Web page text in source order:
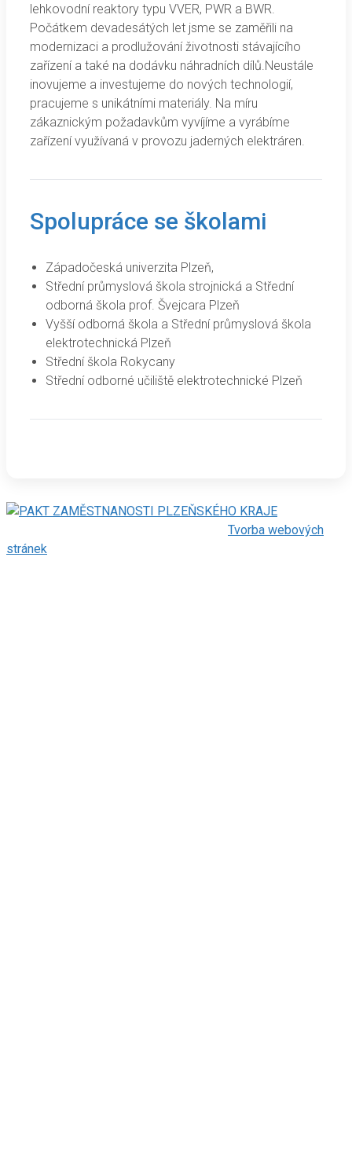
lehkovodní reaktory typu VVER, PWR a BWR.
Počátkem devadesátých let jsme se zaměřili na
modernizaci a prodlužování životnosti stávajícího
zařízení a také na dodávku náhradních dílů.Neustále
inovujeme a investujeme do nových technologií,
pracujeme s unikátními materiály. Na míru
zákaznickým požadavkům vyvíjíme a vyrábíme
zařízení využívaná v provozu jaderných elektráren.
Spolupráce se školami
Západočeská univerzita Plzeň,
Střední průmyslová škola strojnická a Střední
odborná škola prof. Švejcara Plzeň
Vyšší odborná škola a Střední průmyslová škola
elektrotechnická Plzeň
Střední škola Rokycany
Střední odborné učiliště elektrotechnické Plzeň
Tvorba webových
stránek